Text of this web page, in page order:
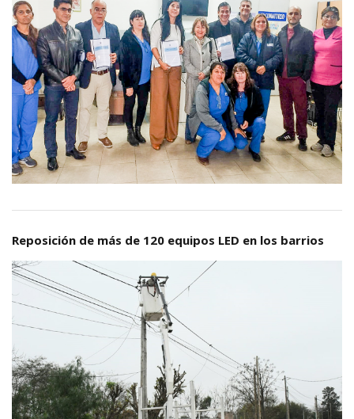
Reposición de más de 120 equipos LED en los barrios